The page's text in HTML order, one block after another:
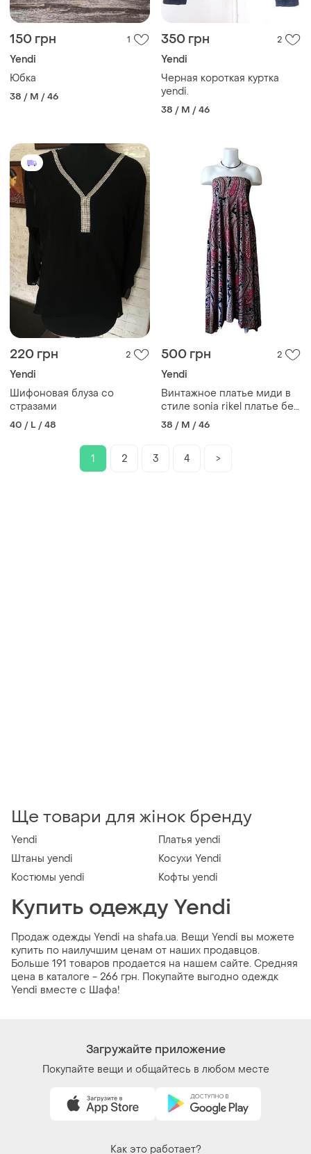
150 грн 1
Yendi
Юбка
38 / M / 46
350 грн 2
Yendi
Черная короткая куртка
yendi.
38 / M / 46
220 грн 2
Yendi
Шифоновая блуза со
стразами
40 / L / 48
500 грн 2
Yendi
Винтажное платье миди в
стиле sonia rikel платье без
бретелей платье бюстье
38 / M / 46
1 2 3 4 >
Ще товари для жінок бренду
Yendi
Платья yendi
Штаны yendi
Косухи Yendi
Костюмы yendi
Кофты yendi
Купить одежду Yendi
Продаж одежды Yendi на shafa.ua. Вещи Yendi вы можете
купить по наилучшим ценам от наших продавцов.
Больше 191 товаров продается на нашем сайте. Средняя
цена в каталоге - 266 грн. Покупайте выгодно одеждк
Yendi вместе с Шафа!
Загружайте приложение
Покупайте вещи и общайтесь в любом месте
Как это работает?